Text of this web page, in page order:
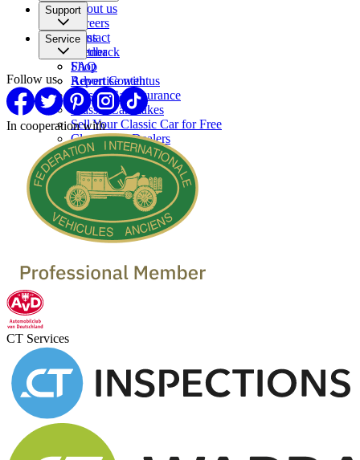
About us
Careers
Press
Partner
Support
Contact
Feedback
FAQ
Report Content
Service
Shop
Advertise with us
Classic Car Insurance
Classic Car makes
Sell Your Classic Car for Free
Classic Car Dealers
Follow us
In cooperation with
CT Services